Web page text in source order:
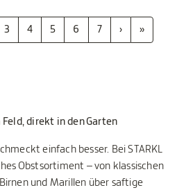
3 4 5 6 7 › »
direkt in den Garten
einfach besser. Bei STARKL
Obstsortiment – von klassischen
und Marillen über saftige